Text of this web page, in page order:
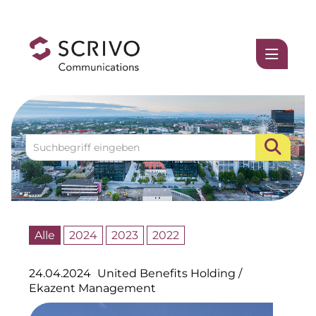
Medienmitteilungen
1337UGC
ACCUMULATA
Accumulata Operations (AOP)
AIM
BHB Unternehmensgruppe
City 1 Group
Alle 2024 2023 2022
24.04.2024 United Benefits Holding /
Ekazent Management